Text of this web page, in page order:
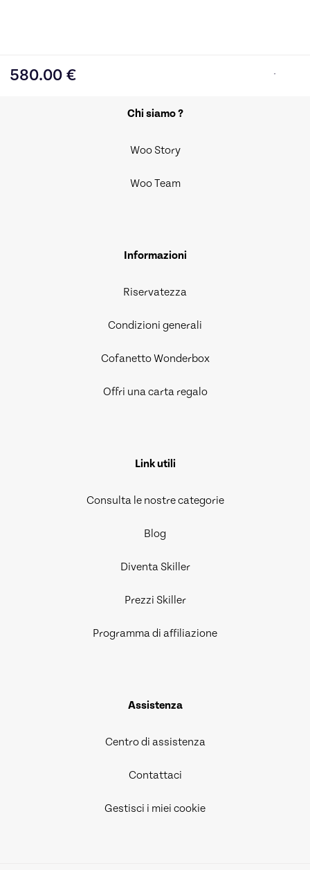
580.00 €
Chi siamo ?
Woo Story
Woo Team
Informazioni
Riservatezza
Condizioni generali
Cofanetto Wonderbox
Offri una carta regalo
Link utili
Consulta le nostre categorie
Blog
Diventa Skiller
Prezzi Skiller
Programma di affiliazione
Assistenza
Centro di assistenza
Contattaci
Gestisci i miei cookie